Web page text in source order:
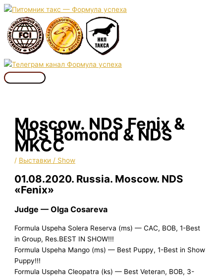
Перейти
содержимому
Главное
Moscow. NDS Fenix &
NDS Bomond & NDS
MKCC
/ Выставки / Show
01.08.2020. Russia. Moscow. NDS
«Fenix»
Judge — Olga Cosareva
Formula Uspeha Solera Reserva (ms) — CAC, BOB, 1-Best
in Group, Res.BEST IN SHOW!!!
Formula Uspeha Mango (ms) — Best Puppy, 1-Best in Show
Puppy!!!
Formula Uspeha Cleopatra (ks) — Best Veteran, BOB, 3-